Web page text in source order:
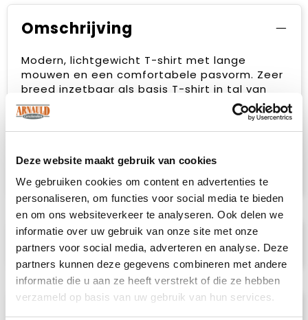
Deze website maakt gebruik van cookies
We gebruiken cookies om content en advertenties te
personaliseren, om functies voor social media te bieden
en om ons websiteverkeer te analyseren. Ook delen we
informatie over uw gebruik van onze site met onze
partners voor social media, adverteren en analyse. Deze
partners kunnen deze gegevens combineren met andere
informatie die u aan ze heeft verstrekt of die ze hebben
verzameld op basis van uw gebruik van hun services.
Omschrijving
Modern, lichtgewicht T-shirt met lange
mouwen en een comfortabele pasvorm. Zeer
breed inzetbaar als basis T-shirt in tal van
doelgroepen en zeer aantrekkelijk geprijsd.
Het dames T-shirt is getailleerd en voorzien
van zijnaden, het heren T-shirt is rondgebreid
met softener en enzymen zorgen ervoor dat
het T-shirt zacht en glad aanvoelt.
Specificaties
Prijsspecificaties